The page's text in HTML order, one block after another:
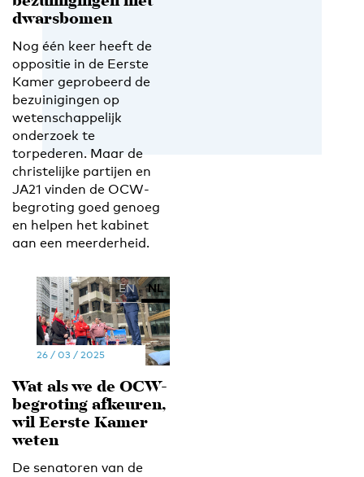
dwarsbomen
Nog één keer heeft de
oppositie in de Eerste
Kamer geprobeerd de
bezuinigingen op
wetenschappelijk
onderzoek te
torpederen. Maar de
christelijke partijen en
JA21 vinden de OCW-
begroting goed genoeg
en helpen het kabinet
aan een meerderheid.
EN NL
26 / 03 / 2025
Wat als we de OCW-
begroting afkeuren,
wil Eerste Kamer
weten
De senatoren van de